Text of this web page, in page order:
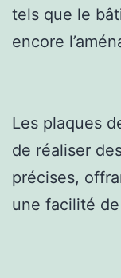
tels que le
encore
Les plaques
de réaliser
précises,
une facilité